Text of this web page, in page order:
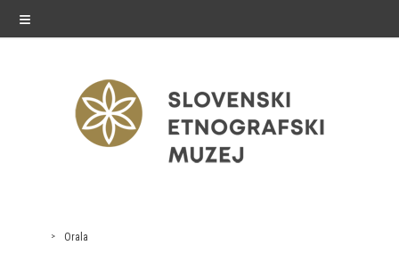
≡
razstaveOrala